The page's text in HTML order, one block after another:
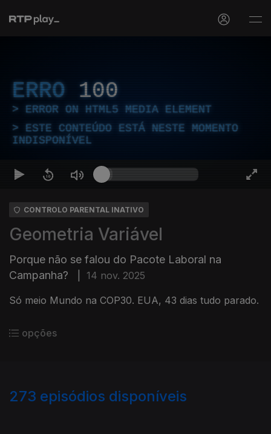
ERRO 100
ERROR ON HTML5 MEDIA ELEMENT
ESTE CONTEÚDO ESTÁ NESTE MOMENTO
INDISPONÍVEL
CONTROLO PARENTAL INATIVO
Geometria Variável
Porque não se falou do Pacote Laboral na
Campanha?
14 nov. 2025
Só meio Mundo na COP30. EUA, 43 dias tudo parado.
opções
273 episódios disponíveis